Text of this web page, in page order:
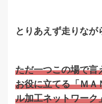
とりあえず走りなが
ただ一つこの場で言
お役に立てる「ＭＡ
ル加工ネットワーク